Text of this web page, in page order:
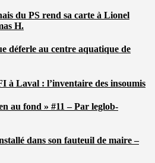
du PS rend sa carte à Lionel
H.
déferle au centre aquatique de
à Laval : l’inventaire des insoumis
au fond » #11 – Par leglob-
dans son fauteuil de maire –